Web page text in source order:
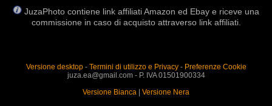
JuzaPhoto contiene link affiliati Amazon ed Ebay e riceve una
commissione in caso di acquisto attraverso link affiliati.
Versione desktop- Termini di utilizzo e Privacy- Preferenze Cookie
juza.ea@gmail.com - P. IVA 01501900334
Versione Bianca
Versione Nera